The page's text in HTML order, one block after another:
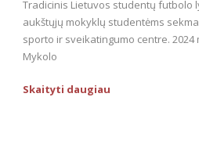
Tradicinis Lietuvos studentų futbolo
aukštųjų mokyklų studentėms
sporto ir sveikatingumo centre.
Mykolo
Skaityti daugiau